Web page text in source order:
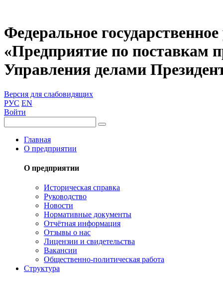
Федеральное
«Предприятие по поставкам
Управления делами
Версия для слабовидящих
РУС EN
Войти
Главная
О предприятии
О предприятии
Историческая справка
Руководство
Новости
Нормативные документы
Отчётная информация
Отзывы о нас
Лицензии и свидетельства
Вакансии
Общественно-политическая работа
Структура